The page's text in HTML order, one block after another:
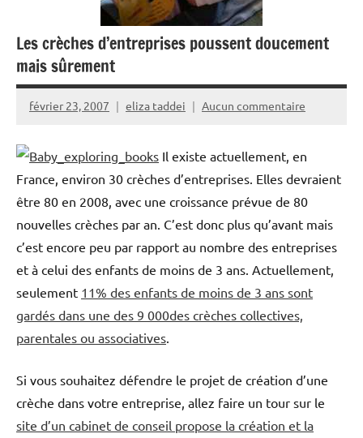
Les crèches d’entreprises poussent doucement
mais sûrement
février 23, 2007 eliza taddei Aucun commentaire
Il existe actuellement, en
France, environ 30 crèches d’entreprises. Elles devraient
être 80 en 2008, avec une croissance prévue de 80
nouvelles crèches par an. C’est donc plus qu’avant mais
c’est encore peu par rapport au nombre des entreprises
et à celui des enfants de moins de 3 ans. Actuellement,
seulement 11% des enfants de moins de 3 ans sont
gardés dans une des 9 000des crèches collectives,
parentales ou associatives
Si vous souhaitez défendre le projet de création d’une
crèche dans votre entreprise, allez faire un tour sur le
site d’un cabinet de conseil propose la création et la